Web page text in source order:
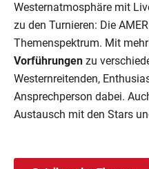
Westernatmosphäre mit
zu den Turnieren: Die
Themenspektrum. Mit
Vorführungen zu
Westernreitenden,
Ansprechperson dabei.
Austausch mit den Stars